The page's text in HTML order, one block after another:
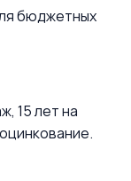
бюджетных
15 лет на